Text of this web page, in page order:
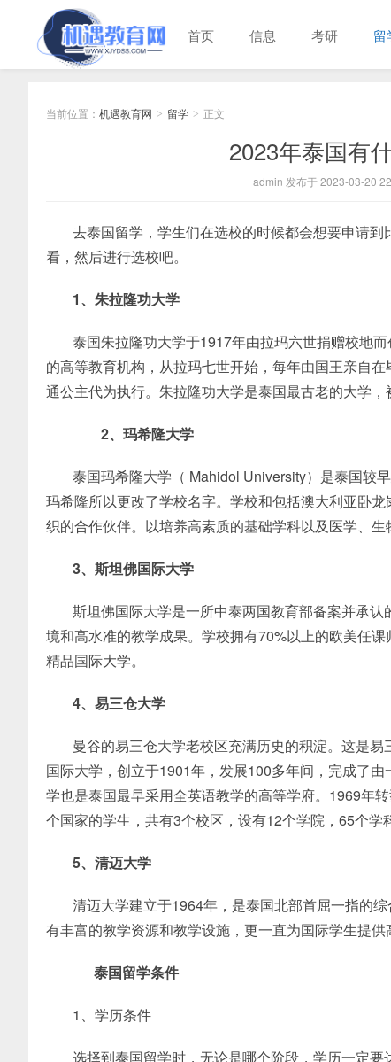
首页 信息 考研 留
当前位置： 机遇教育网 > 留学 > 正文
2023年泰国有
admin 发布于 2023-03-20
去泰国留学，学生们在选校的时候都会想要申请
看，然后进行选校吧。
1、朱拉隆功大学
泰国朱拉隆功大学于1917年由拉玛六世捐赠校地
的高等教育机构，从拉玛七世开始，每年由国王亲自
通公主代为执行。朱拉隆功大学是泰国最古老的大学，
2、玛希隆大学
泰国玛希隆大学（ Mahidol University）是泰国较
玛希隆所以更改了学校名字。学校和包括澳大利亚卧
织的合作伙伴。以培养高素质的基础学科以及医学、生
3、斯坦佛国际大学
斯坦佛国际大学是一所中泰两国教育部备案并承
境和高水准的教学成果。学校拥有70%以上的欧美任
精品国际大学。
4、易三仓大学
曼谷的易三仓大学老校区充满历史的积淀。这是
国际大学，创立于1901年，发展100多年间，完成了
学也是泰国最早采用全英语教学的高等学府。1969年
个国家的学生，共有3个校区，设有12个学院，65个学
5、清迈大学
清迈大学建立于1964年，是泰国北部首屈一指的
有丰富的教学资源和教学设施，更一直为国际学生提供
泰国留学条件
1、学历条件
选择到泰国留学时，无论是哪个阶段，学历一定要